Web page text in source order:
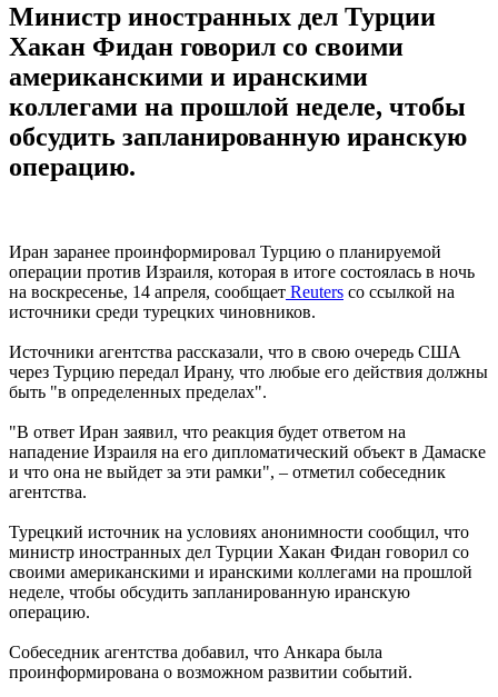
Министр иностранных дел Турции
Хакан Фидан говорил со своими
американскими и иранскими
коллегами на прошлой неделе, чтобы
обсудить запланированную иранскую
операцию.
Иран заранее проинформировал Турцию о планируемой
операции против Израиля, которая в итоге состоялась в ночь
на воскресенье, 14 апреля, сообщает Reuters со ссылкой на
источники среди турецких чиновников.
Источники агентства рассказали, что в свою очередь США
через Турцию передал Ирану, что любые его действия должны
быть "в определенных пределах".
"В ответ Иран заявил, что реакция будет ответом на
нападение Израиля на его дипломатический объект в Дамаске
и что она не выйдет за эти рамки", – отметил собеседник
агентства.
Турецкий источник на условиях анонимности сообщил, что
министр иностранных дел Турции Хакан Фидан говорил со
своими американскими и иранскими коллегами на прошлой
неделе, чтобы обсудить запланированную иранскую
операцию.
Собеседник агентства добавил, что Анкара была
проинформирована о возможном развитии событий.